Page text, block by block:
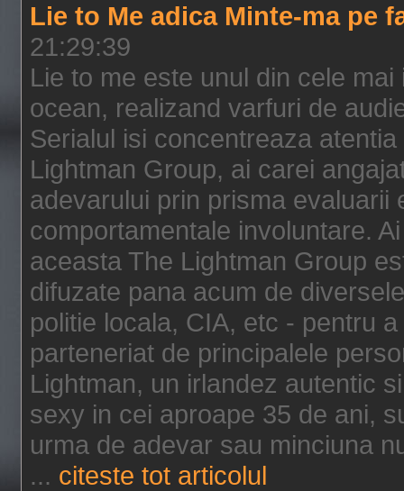
Lie to Me adica Minte-ma pe
21:29:39
Lie to me este unul din cele
ocean, realizand varfuri de
Serialul isi concentreaza
Lightman Group, ai carei
adevarului prin prisma evaluarii
comportamentale involuntare.
aceasta The Lightman Group
difuzate pana acum de
politie locala, CIA, etc - pentru
parteneriat de principalele
Lightman, un irlandez autentic
sexy in cei aproape 35 de ani,
urma de adevar sau minciuna
... citeste tot articolul